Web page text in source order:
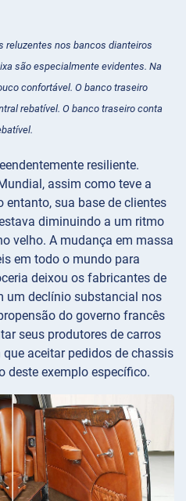
reluzentes nos bancos dianteiros
são especialmente evidentes. Na
confortável. O banco traseiro
rebatível. O banco traseiro conta
resiliente.
assim como teve a
entanto, sua base de clientes
diminuindo a um ritmo
velho. A mudança em massa
em todo o mundo para
deixou os fabricantes de
um declínio substancial nos
do governo francês
seus produtores de carros
aceitar pedidos de chassis
deste exemplo específico.